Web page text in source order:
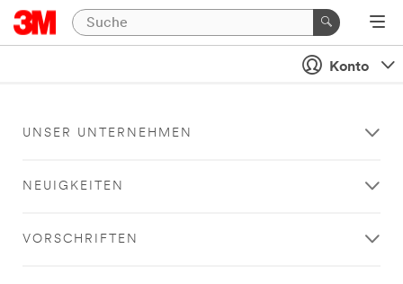
Konto
UNSER UNTERNEHMEN
NEUIGKEITEN
VORSCHRIFTEN